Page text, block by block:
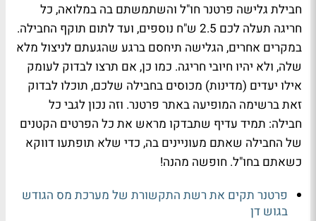
חבילת גלישה פרטנר חו"ל והשתמשתם בה במלואה, כל
חריגה תעלה לכם 2.5 ש"ח נוספים, ועד לתום תוקף החבילה.
במקרים אחרים, הגלישה תיחסם ברגע שהגעתם לניצול מלא
שלה, ולא יהיו חיובי חריגה. כמו כן, אם תרצו לבדוק לעומק
אילו יעדים (מדינות) מכוסים בחבילה שלכם, תוכלו לבדוק
זאת ברשימה המופיעה באתר פרטנר. וזה נכון לגבי כל
חבילה: תמיד עדיף שתבדקו מראש את כל הפרטים הקטנים
של החבילה שאתם מעוניינים בה, כדי שלא תופתעו דווקא
כשאתם בחו"ל. חופשה מהנה!
פרטנר תקים את רשת התקשורת של מערכת מס הגודש
בגוש דן